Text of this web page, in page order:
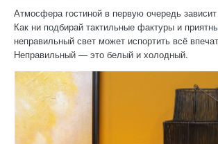
Атмосфера гостиной в первую очередь
Как ни подбирай тактильные фактуры и
неправильный свет может испортить всё
Неправильный — это белый и холодный.